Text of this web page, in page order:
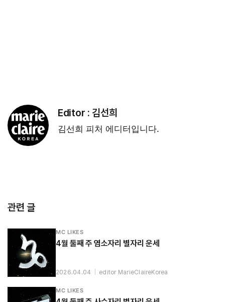
Editor : 김선희
김선희 피처 에디터입니다.
관련 글
MC LIKES
4월 둘째 주 염소자리 별자리 운세
2026.04.04 editor MarieClaireKorea
MC LIKES